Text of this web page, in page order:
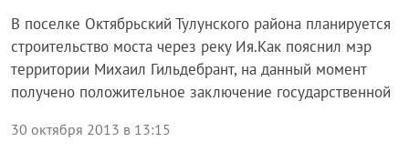
В поселке Октябрьский Тулунского района планируется
строительство моста через реку Ия.Как пояснил мэр
территории Михаил Гильдебрант, на данный момент
получено положительное заключение государственной
30 октября 2013 в 13:15